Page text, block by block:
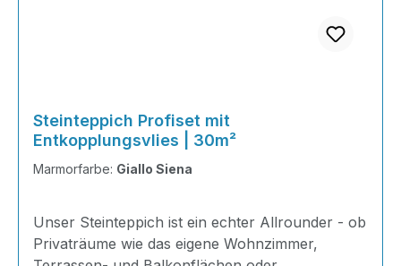
Steinteppich Profiset mit
Entkopplungsvlies | 30m²
Marmorfarbe: Giallo Siena
Unser Steinteppich ist ein echter Allrounder - ob
Privaträume wie das eigene Wohnzimmer,